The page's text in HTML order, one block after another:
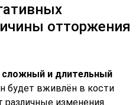
отторжения
сложный и длительный
будет вживлён в кости
различные изменения.